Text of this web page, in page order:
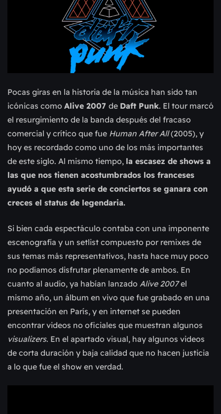
Pocas giras en la historia de la música han sido tan
icónicas como Alive 2007 de Daft Punk. El tour marcó
el resurgimiento de la banda después del fracaso
comercial y crítico que fue Human After All(2005), y
hoy es recordado como uno de los más importantes
de este siglo. Al mismo tiempo, la escasez de shows a
las que nos tienen acostumbrados los franceses
ayudó a que esta serie de conciertos se ganara con
creces el status de legendaria.
Si bien cada espectáculo contaba con una imponente
escenografía y un setlist compuesto por remixes de
sus temas más representativos, hasta hace muy poco
no podíamos disfrutar plenamente de ambos. En
cuanto al audio, ya habían lanzado Alive 2007el
mismo año, un álbum en vivo que fue grabado en una
presentación en París, y en internet se pueden
encontrar videos no oficiales que muestran algunos
visualizers. En el apartado visual, hay algunos videos
de corta duración y baja calidad que no hacen justicia
a lo que fue el show en verdad.